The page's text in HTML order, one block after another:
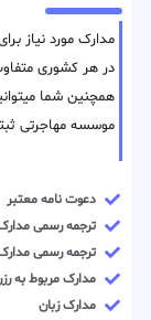
مدارک مورد نیاز
در هر کشوری
همچنین شما
موسسه مهاجرتی
دعوت نامه معتبر
ترجمه رسمی
ترجمه رسمی
مدارک مربوط به
مدارک زبان